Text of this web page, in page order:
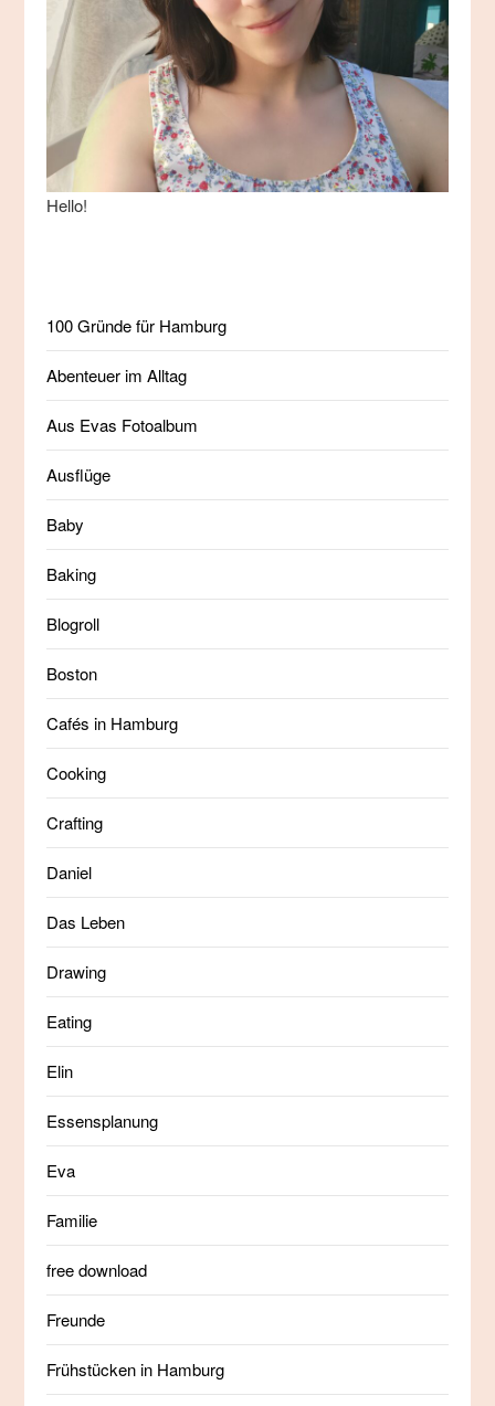
Hello!
100 Gründe für Hamburg
Abenteuer im Alltag
Aus Evas Fotoalbum
Ausflüge
Baby
Baking
Blogroll
Boston
Cafés in Hamburg
Cooking
Crafting
Daniel
Das Leben
Drawing
Eating
Elin
Essensplanung
Eva
Familie
free download
Freunde
Frühstücken in Hamburg